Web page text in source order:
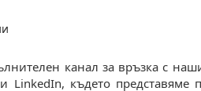
канал за връзка с
където представяме